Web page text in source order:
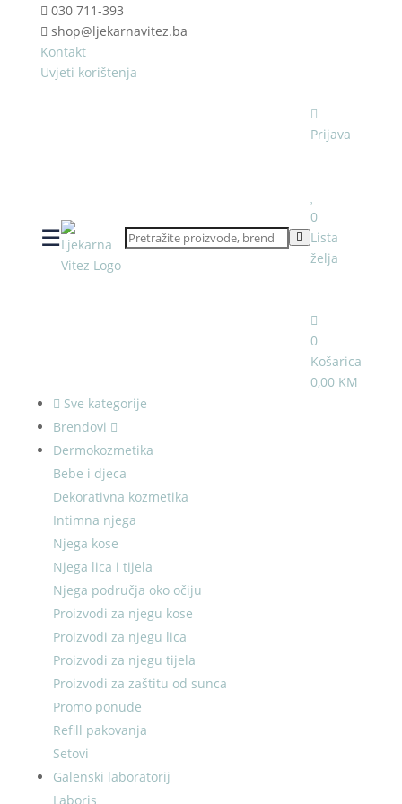
030 711-393
shop@ljekarnavitez.ba
Kontakt
Uvjeti korištenja
☰
Prijava
0
Lista
želja
0
Košarica
0,00 KM
Sve kategorije
Brendovi
Dermokozmetika
Bebe i djeca
Dekorativna kozmetika
Intimna njega
Njega kose
Njega lica i tijela
Njega područja oko očiju
Proizvodi za njegu kose
Proizvodi za njegu lica
Proizvodi za njegu tijela
Proizvodi za zaštitu od sunca
Promo ponude
Refill pakovanja
Setovi
Galenski laboratorij
Laboris